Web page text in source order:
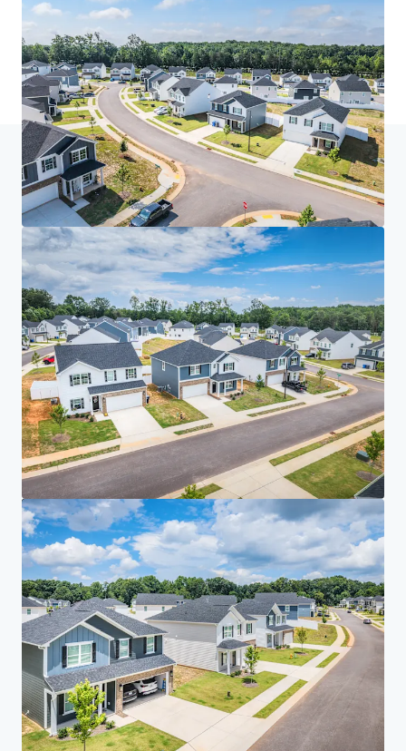
Accueil Résultats de la recherche Spire at Smith Crossing
Investor Center
Vos besoins
Entreprise
DÉCLARATION DE CONFIDENTIALITÉ
Jones Lang LaSalle (JLL), ainsi que ses différentes filiales et entités, est une société
internationale leader du conseil en immobilier d'entreprise. Nous prenons la
responsabilité de protéger avec la plus grande rigueur les informations personnelles qui
nous sont confiées. En règle générale, les informations que nous recueillons sur vous nous
permettent de traiter ou de répondre à votre demande. Nous nous engageons à conserver
les informations personnelles qui nous sont confiées, avec le niveau de sécurité approprié,
et aussi longtemps que nous le jugerons nécessaire pour toute raison professionnelle ou
légale. Nous supprimerons ensuite vos données de manière sûre et sécurisée. À tout
moment, vous avez la possibilité d’affiner vospréférences en termes de
communicationet de vous désabonner. Pour plus d''informations sur la manière dont
JLL traite vos données personnelles, veuillez consulter notre
déclaration de
confidentialité.
Déclaration de confidentialité JLL
Privacy Commitment
Conditions d'utilisation
Déclaration relative aux cookies
Mentions légales
Tous droits réservés 2026 Jones Lang LaSalle IP, Inc.